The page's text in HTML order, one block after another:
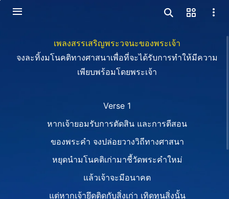
เพลงสรรเสริญพระวจนะของพระเจ้า
จงละทิ้งมโนคติทางศาสนาเพื่อที่จะได้รับการทำให้มีความ
เพียบพร้อมโดยพระเจ้า
Verse 1
หากเจ้ายอมรับการตัดสิน และการตีสอน
ของพระคำ จงปล่อยวางวิถีทางศาสนา
หยุดนำมโนคติเก่ามาชี้วัดพระคำใหม่
แล้วเจ้าจะมีอนาคต
แต่หากเจ้ายึดติดกับสิ่งเก่า เทิดทูนสิ่งนั้น